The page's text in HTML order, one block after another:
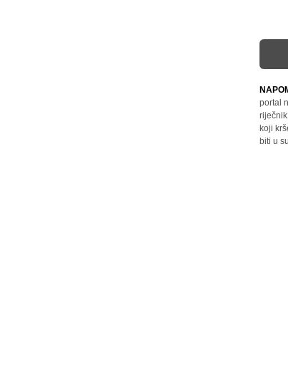
portal
koji
biti u